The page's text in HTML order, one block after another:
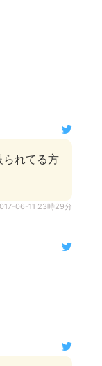
れてる方
06-11 23時29分